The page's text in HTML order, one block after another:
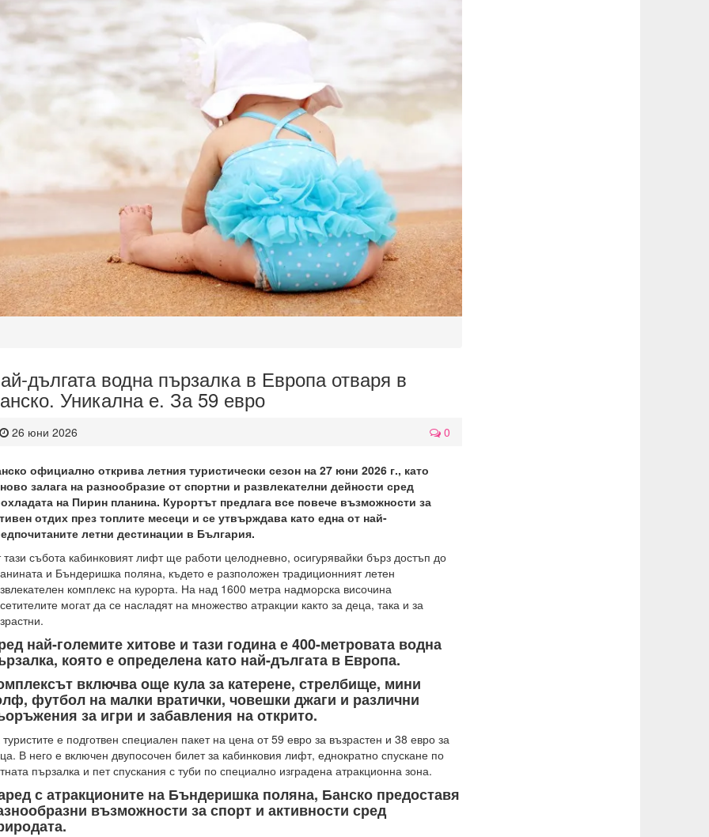
дългата водна пързалка в Европа отваря в
Уникална е. За 59 евро
26 юни 2026 0
официално открива летния туристически сезон на 27 юни 2026 г., като
залага на разнообразие от спортни и развлекателни дейности сред
на Пирин планина. Курортът предлага все повече възможности за
отдих през топлите месеци и се утвърждава като една от най-
летни дестинации в България.
събота кабинковият лифт ще работи целодневно, осигурявайки бърз достъп до
и Бъндеришка поляна, където е разположен традиционният летен
комплекс на курорта. На над 1600 метра надморска височина
могат да се насладят на множество атракции както за деца, така и за
най-големите хитове и тази година е 400-метровата водна
която е определена като най-дългата в Европа.
включва още кула за катерене, стрелбище, мини
футбол на малки вратички, човешки джаги и различни
за игри и забавления на открито.
е подготвен специален пакет на цена от 59 евро за възрастен и 38 евро за
В него е включен двупосочен билет за кабинковия лифт, еднократно спускане по
пързалка и пет спускания с туби по специално изградена атракционна зона.
с атракционите на Бъндеришка поляна, Банско предоставя
възможности за спорт и активности сред